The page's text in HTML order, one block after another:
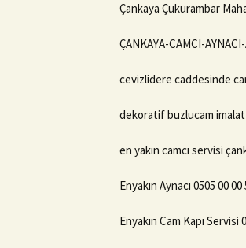
Çankaya Çukurambar
ÇANKAYA-CAMCI-
cevizlidere caddesinde
dekoratif buzlucam imalat
en yakın camcı servisi
Enyakın Aynacı 0505 00
Enyakın Cam Kapı Servisi